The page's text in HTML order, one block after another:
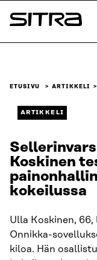
Siirry
suoraan
Sitra
ETUSIVU ARTIKKELI
ARTIKKELI
Koskinen
kokeilussa
Ulla Koskinen, 66,
Onnikka-
kiloa. Hän